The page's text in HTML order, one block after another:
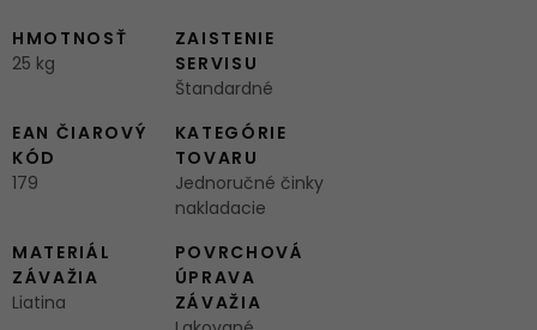
HMOTNOSŤ
25 kg
ZAISTENIE
SERVISU
Štandardné
EAN ČIAROVÝ
KÓD
179
KATEGÓRIE
TOVARU
Jednoručné činky
nakladacie
MATERIÁL
ZÁVAŽIA
Liatina
POVRCHOVÁ
ÚPRAVA
ZÁVAŽIA